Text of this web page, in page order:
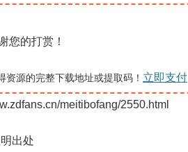
您的打赏！
资源的完整下载地址或提取码！ 立即支付
meitibofang/2550.html
出处